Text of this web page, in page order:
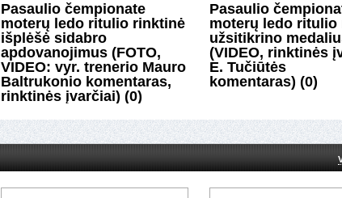
Pasaulio čempionate
moterų ledo ritulio rinktinė
išplėšė sidabro
apdovanojimus (FOTO,
VIDEO: vyr. trenerio Mauro
Baltrukonio komentaras,
rinktinės įvarčiai) (0)
Pasaulio
moterų ledo ritulio
užsitikrino
(VIDEO, rinktinės
E. Tučiūtės
komentaras) (0)